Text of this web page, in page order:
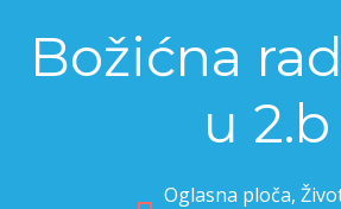
Božićna
u 2.b
Oglasna ploča,